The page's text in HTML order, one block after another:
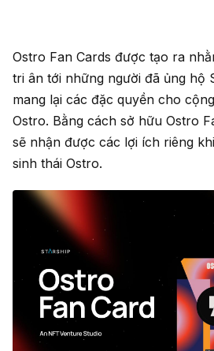
Ostro Fan Cards được tạo ra
tri ân tới những người đã ủng hộ
mang lại các đặc quyền cho
Ostro. Bằng cách sở hữu Ostro
sẽ nhận được các lợi ích riêng
sinh thái Ostro.